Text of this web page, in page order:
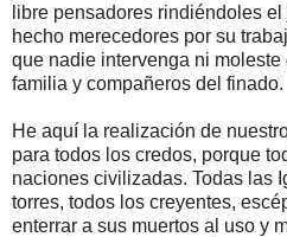
libre pensadores rindiéndoles
hecho merecedores por su
que nadie intervenga ni
familia y compañeros del finado.
He aquí la realización de
para todos los credos, porque
naciones civilizadas. Todas las
torres, todos los creyentes,
enterrar a sus muertos al uso y